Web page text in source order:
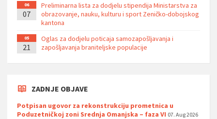
06
07
Preliminarna lista za dodjelu stipendija Ministarstva za
obrazovanje, nauku, kulturu i sport Zeničko-dobojskog
kantona
05
21
Oglas za dodjelu poticaja samozapošljavanja i
zapošljavanja braniteljske populacije
ZADNJE OBJAVE
Potpisan ugovor za rekonstrukciju prometnica u
Poduzetničkoj zoni Srednja Omanjska – faza VI 07. Aug 2026